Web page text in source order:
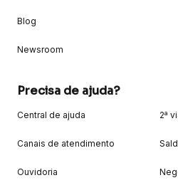
Blog
Newsroom
Precisa de ajuda?
Central de ajuda
Canais de atendimento
Ouvidoria
2ª